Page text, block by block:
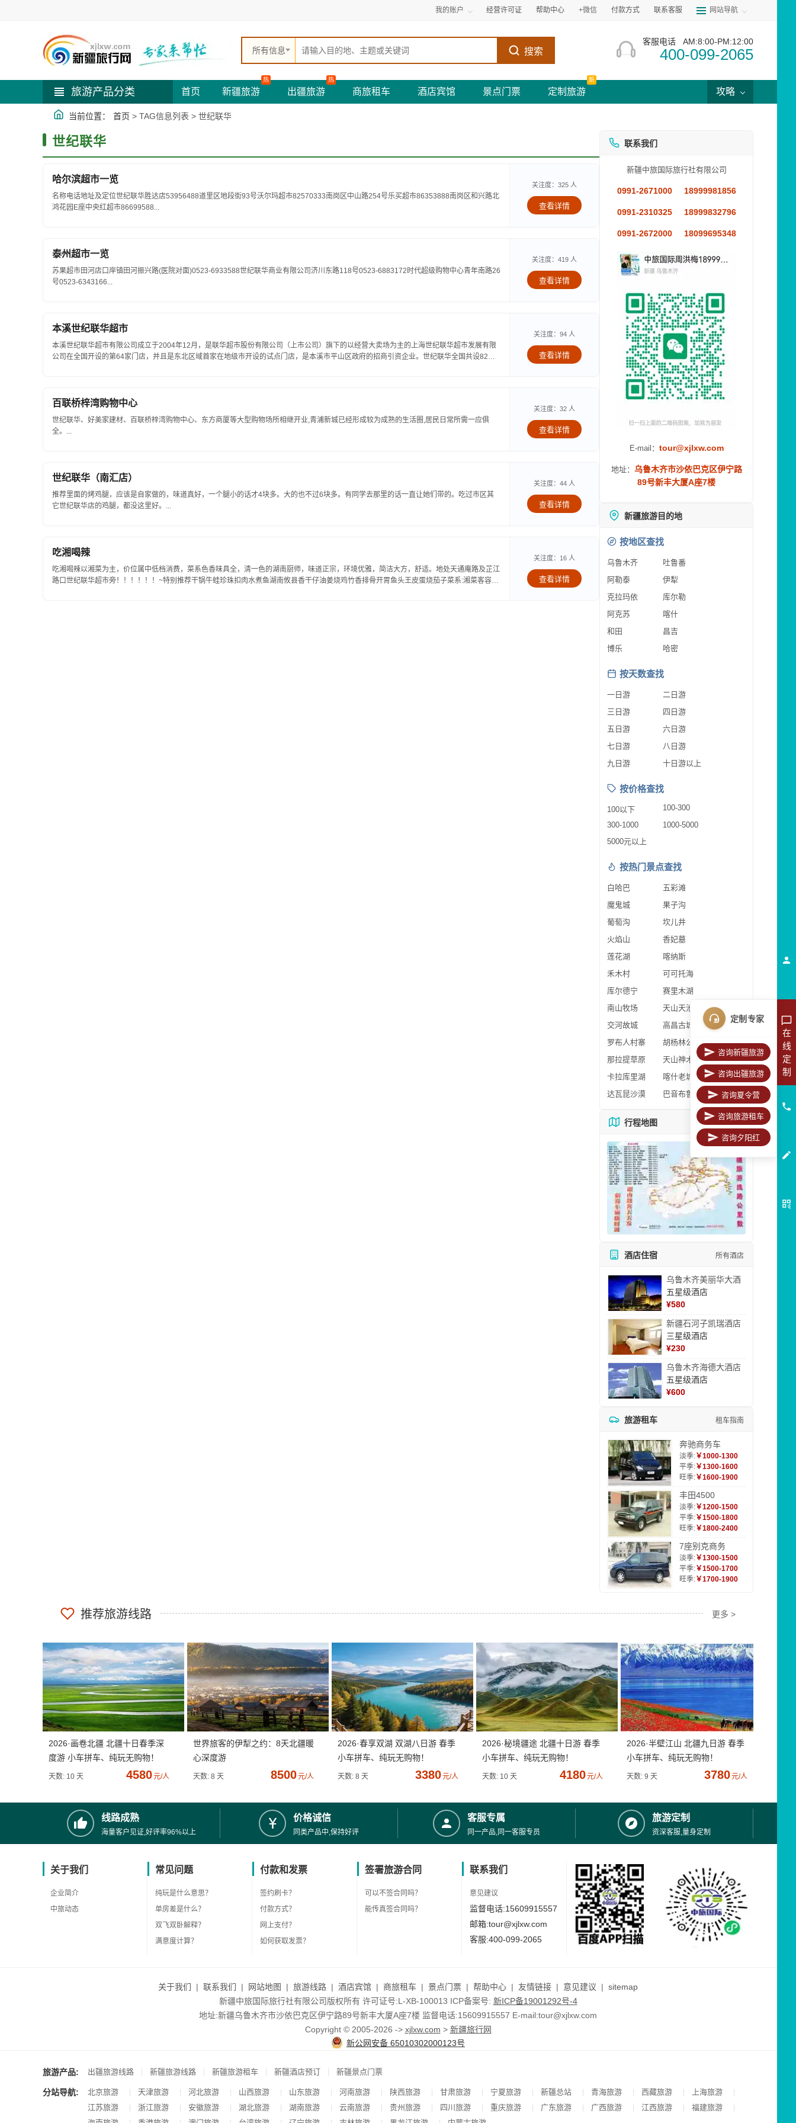
我的账户 经营许可证 帮助中心 +微信 付款方式 联系客服 网站导航
所有信息 搜索
客服电话 AM:8:00-PM:12:00
400-099-2065
旅游产品分类 首页 新疆旅游
热
出疆旅游
热
商旅租车 酒店宾馆 景点门票 定制旅游
新
攻略
当前位置： 首页 > TAG信息列表 > 世纪联华
世纪联华
哈尔滨超市一览
名称电话地址及定位世纪联华胜达店53956488道里区地段街93号沃尔玛超市82570333南岗区中山路254号乐买超市86353888南岗区和兴路北
鸿花园E座中央红超市86699588...
关注度：325 人
查看详情
泰州超市一览
苏果超市田河店口岸镇田河振兴路(医院对面)0523-6933588世纪联华商业有限公司济川东路118号0523-6883172时代超级购物中心青年南路26
号0523-6343166...
关注度：419 人
查看详情
本溪世纪联华超市
本溪世纪联华超市有限公司成立于2004年12月，是联华超市股份有限公司（上市公司）旗下的以经营大卖场为主的上海世纪联华超市发展有限
公司在全国开设的第64家门店，并且是东北区域首家在地级市开设的试点门店，是本溪市平山区政府的招商引资企业。世纪联华全国共设82家
关注度：94 人
查看详情
百联桥梓湾购物中心
世纪联华、好美家建材、百联桥梓湾购物中心、东方商厦等大型购物场所相继开业,青浦新城已经形成较为成熟的生活圈,居民日常所需一应俱
全。...
关注度：32 人
查看详情
世纪联华（南汇店）
推荐里面的烤鸡腿，应该是自家做的，味道真好，一个腿小的话才4块多。大的也不过6块多。有同学去那里的话一直让她们带的。吃过市区其
它世纪联华店的鸡腿，都没这里好。...
关注度：44 人
查看详情
吃湘喝辣
吃湘喝辣以湘菜为主，价位属中低档消费，菜系色香味具全，清一色的湖南厨师，味道正宗，环境优雅，简洁大方，舒适。地处天通庵路及芷江
路口世纪联华超市旁！！！！！！~特别推荐干锅牛蛙珍珠扣肉水煮鱼湖南攸县香干仔油姜烧鸡竹香排骨开胃鱼头王皮蛋烧茄子菜系:湘菜客容
关注度：16 人
查看详情
联系我们
新疆中旅国际旅行社有限公司
0991-2671000 18999981856
0991-2310325 18999832796
0991-2672000 18099695348
E-mail： tour@xjlxw.com
地址： 乌鲁木齐市沙依巴克区伊宁路
89号新丰大厦A座7楼
新疆旅游目的地
按地区查找
乌鲁木齐
吐鲁番
阿勒泰
伊犁
克拉玛依
库尔勒
阿克苏
喀什
和田
昌吉
博乐
哈密
按天数查找
一日游
二日游
三日游
四日游
五日游
六日游
七日游
八日游
九日游
十日游以上
按价格查找
100以下
100-300
300-1000
1000-5000
5000元以上
按热门景点查找
白哈巴
五彩滩
魔鬼城
果子沟
葡萄沟
坎儿井
火焰山
香妃墓
莲花湖
喀纳斯
禾木村
可可托海
库尔德宁
赛里木湖
南山牧场
天山天池
交河故城
高昌古城
罗布人村寨
胡杨林公园
那拉提草原
天山神木园
卡拉库里湖
喀什老城区
达瓦昆沙漠
巴音布鲁克
行程地图 更多地图
酒店住宿 所有酒店
乌鲁木齐美丽华大酒
五星级酒店
¥580
新疆石河子凯瑞酒店
三星级酒店
¥230
乌鲁木齐海德大酒店
五星级酒店
¥600
旅游租车 租车指南
奔驰商务车
淡季:￥1000-1300
平季:￥1300-1600
旺季:￥1600-1900
丰田4500
淡季:￥1200-1500
平季:￥1500-1800
旺季:￥1800-2400
7座别克商务
淡季:￥1300-1500
平季:￥1500-1700
旺季:￥1700-1900
推荐旅游线路 更多 >
2026·画卷北疆 北疆十日春季深
度游 小车拼车、纯玩无购物！
天数: 10 天 4580元/人
世界旅客的伊犁之约：8天北疆暖
心深度游
天数: 8 天 8500元/人
2026·春享双湖 双湖八日游 春季
小车拼车、纯玩无购物！
天数: 8 天 3380元/人
2026·秘境疆途 北疆十日游 春季
小车拼车、纯玩无购物！
天数: 10 天 4180元/人
2026·半壁江山 北疆九日游 春季
小车拼车、纯玩无购物！
天数: 9 天 3780元/人
线路成熟
海量客户见证,好评率96%以上
价格诚信
同类产品中,保持好评
客服专属
同一产品,同一客服专员
旅游定制
资深客服,量身定制
关于我们
企业简介
中旅动态
常见问题
纯玩是什么意思？
单房差是什么？
双飞双卧解释？
满意度计算？
付款和发票
签约刷卡？
付款方式？
网上支付？
如何获取发票？
签署旅游合同
可以不签合同吗？
能传真签合同吗？
联系我们
意见建议
监督电话:15609915557
邮箱:tour@xjlxw.com
客服:400-099-2065
关于我们 | 联系我们 | 网站地图 | 旅游线路 | 酒店宾馆 | 商旅租车 | 景点门票 | 帮助中心 | 友情链接 | 意见建议 | sitemap
新疆中旅国际旅行社有限公司版权所有 许可证号:L-XB-100013 ICP备案号: 新ICP备19001292号-4
地址:新疆乌鲁木齐市沙依巴克区伊宁路89号新丰大厦A座7楼 监督电话:15609915557 E-mail:tour@xjlxw.com
Copyright © 2005-2026 -> xjlxw.com > 新疆旅行网
新公网安备 65010302000123号
旅游产品: 出疆旅游线路 | 新疆旅游线路 | 新疆旅游租车 | 新疆酒店预订 | 新疆景点门票
分站导航: 北京旅游 | 天津旅游 | 河北旅游 | 山西旅游 | 山东旅游 | 河南旅游 | 陕西旅游 | 甘肃旅游 | 宁夏旅游 | 新疆总站 | 青海旅游 | 西藏旅游 | 上海旅游 |
江苏旅游 | 浙江旅游 | 安徽旅游 | 湖北旅游 | 湖南旅游 | 云南旅游 | 贵州旅游 | 四川旅游 | 重庆旅游 | 广东旅游 | 广西旅游 | 江西旅游 | 福建旅游 |
在
线
定
制
定制专家
咨询新疆旅游
咨询出疆旅游
咨询夏令营
咨询旅游租车
咨询夕阳红